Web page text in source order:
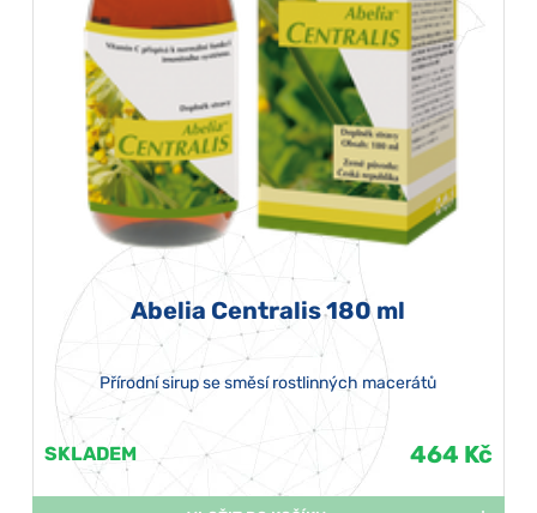
Abelia Centralis 180 ml
Přírodní sirup se směsí rostlinných macerátů
SKLADEM 464 Kč